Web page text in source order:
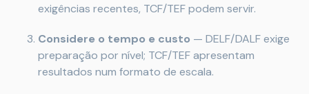
exigências recentes, TCF/TEF podem servir.
Considere o tempo e custo — DELF/DALF exige
preparação por nível; TCF/TEF apresentam
resultados num formato de escala.